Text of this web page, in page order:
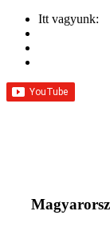
Itt vagyunk: